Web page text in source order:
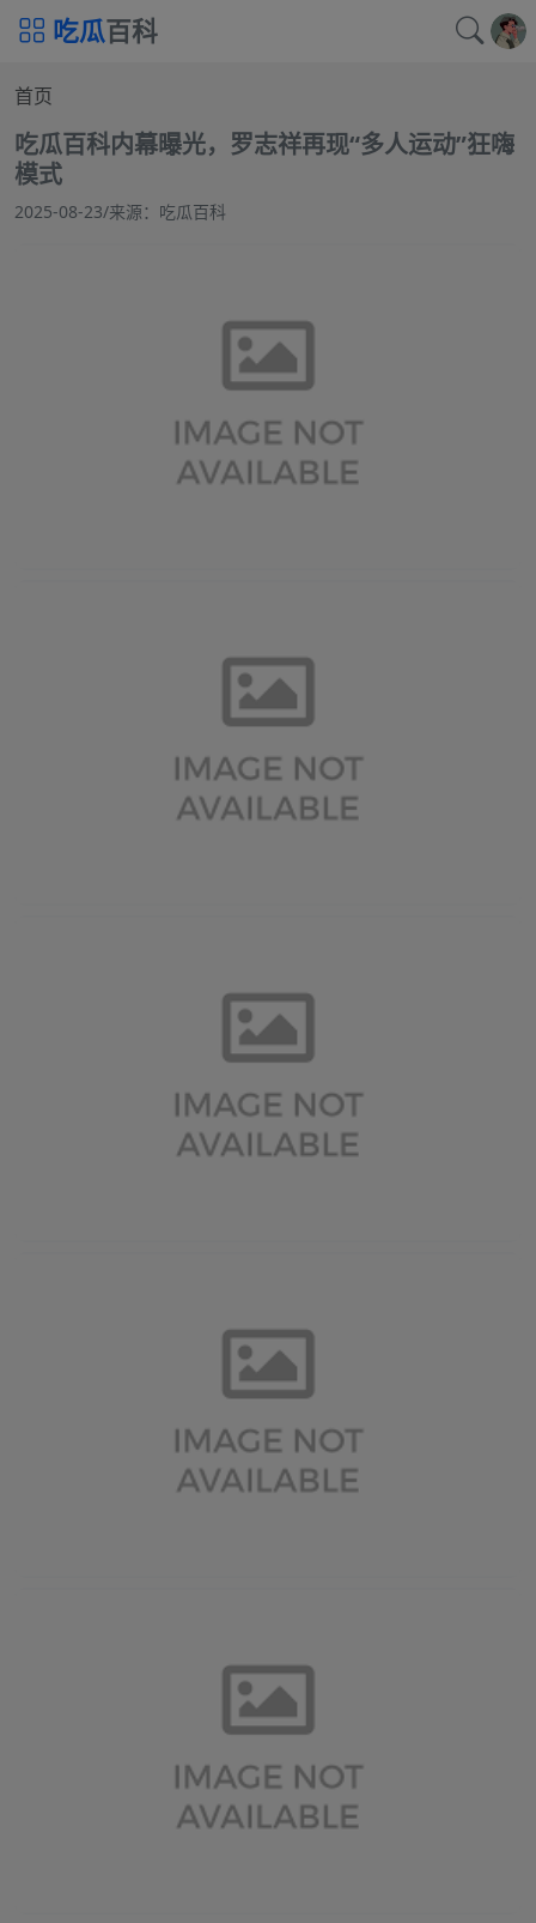
吃瓜百科
首页
吃瓜百科内幕曝光，罗志祥再现“多人运动”狂嗨
模式
2025-08-23/来源：吃瓜百科